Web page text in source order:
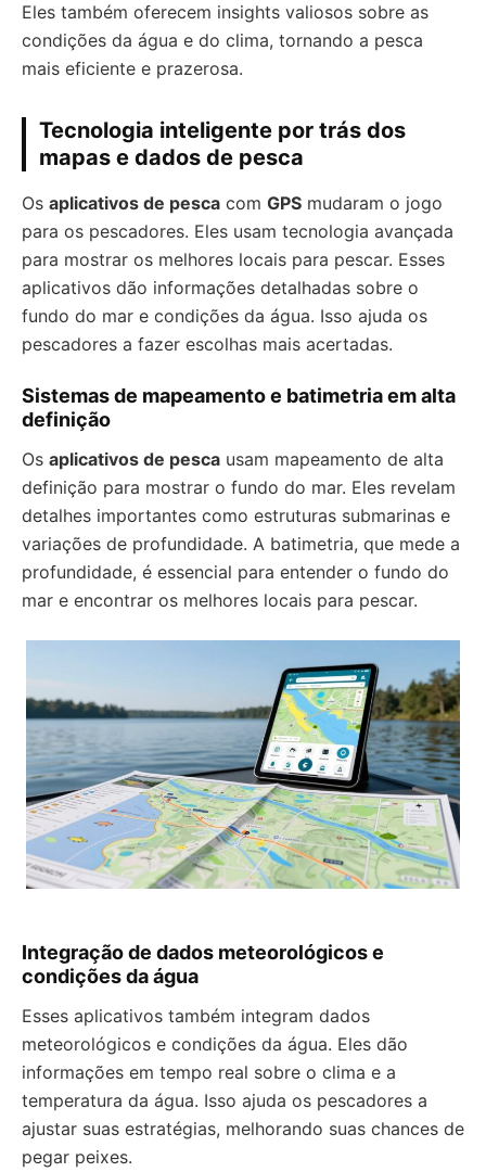
Eles também oferecem insights valiosos sobre as
condições da água e do clima, tornando a pesca
mais eficiente e prazerosa.
Tecnologia inteligente por trás dos
mapas e dados de pesca
Os aplicativos de pesca com GPS mudaram o jogo
para os pescadores. Eles usam tecnologia avançada
para mostrar os melhores locais para pescar. Esses
aplicativos dão informações detalhadas sobre o
fundo do mar e condições da água. Isso ajuda os
pescadores a fazer escolhas mais acertadas.
Sistemas de mapeamento e batimetria em alta
definição
Os aplicativos de pesca usam mapeamento de alta
definição para mostrar o fundo do mar. Eles revelam
detalhes importantes como estruturas submarinas e
variações de profundidade. A batimetria, que mede a
profundidade, é essencial para entender o fundo do
mar e encontrar os melhores locais para pescar.
Integração de dados meteorológicos e
condições da água
Esses aplicativos também integram dados
meteorológicos e condições da água. Eles dão
informações em tempo real sobre o clima e a
temperatura da água. Isso ajuda os pescadores a
ajustar suas estratégias, melhorando suas chances de
pegar peixes.